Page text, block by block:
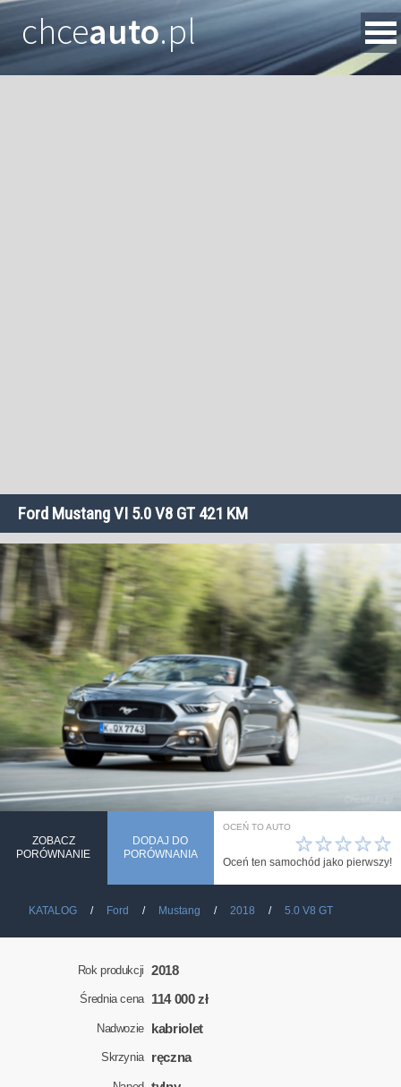
chceauto.pl
Ford Mustang VI 5.0 V8 GT 421 KM
ZOBACZ
PORÓWNANIE
DODAJ DO
PORÓWNANIA
OCEŃ TO AUTO
☆
☆
☆
☆
☆
Oceń ten samochód jako pierwszy!
KATALOG Ford Mustang 2018 5.0 V8 GT
Rok produkcji 2018
Średnia cena 114 000 zł
Nadwozie kabriolet
Skrzynia ręczna